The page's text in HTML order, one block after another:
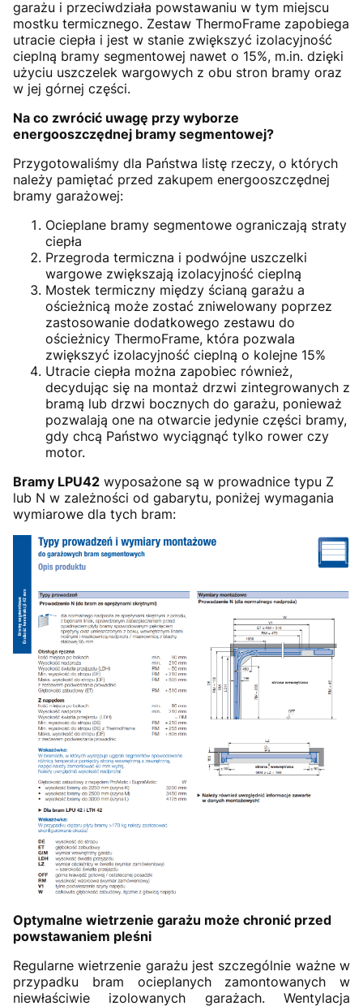
garażu i przeciwdziała powstawaniu w tym miejscu
mostku termicznego. Zestaw ThermoFrame zapobiega
utracie ciepła i jest w stanie zwiększyć izolacyjność
cieplną bramy segmentowej nawet o 15%, m.in. dzięki
użyciu uszczelek wargowych z obu stron bramy oraz
w jej górnej części.
Na co zwrócić uwagę przy wyborze
energooszczędnej bramy segmentowej?
Przygotowaliśmy dla Państwa listę rzeczy, o których
należy pamiętać przed zakupem energooszczędnej
bramy garażowej:
Ocieplane bramy segmentowe ograniczają straty
ciepła
Przegroda termiczna i podwójne uszczelki
wargowe zwiększają izolacyjność cieplną
Mostek termiczny między ścianą garażu a
ościeżnicą może zostać zniwelowany poprzez
zastosowanie dodatkowego zestawu do
ościeżnicy ThermoFrame, która pozwala
zwiększyć izolacyjność cieplną o kolejne 15%
Utracie ciepła można zapobiec również,
decydując się na montaż drzwi zintegrowanych z
bramą lub drzwi bocznych do garażu, ponieważ
pozwalają one na otwarcie jedynie części bramy,
gdy chcą Państwo wyciągnąć tylko rower czy
motor.
Bramy LPU42 wyposażone są w prowadnice typu Z
lub N w zależności od gabarytu, poniżej wymagania
wymiarowe dla tych bram:
Optymalne wietrzenie garażu może chronić przed
powstawaniem pleśni
Regularne wietrzenie garażu jest szczególnie ważne w
przypadku bram ocieplanych zamontowanych w
niewłaściwie izolowanych garażach. Wentylacja